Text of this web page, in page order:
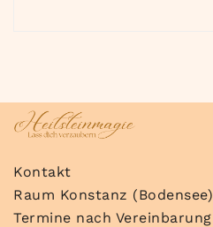
Kontakt
Raum Konstanz (Bodensee)
Termine nach Vereinbarung